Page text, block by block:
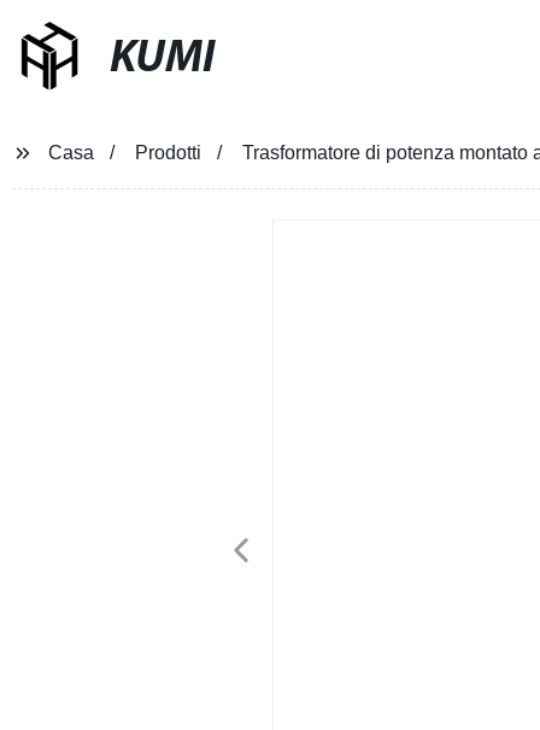
KUMI
Casa Prodotti Trasformatore di potenza montato